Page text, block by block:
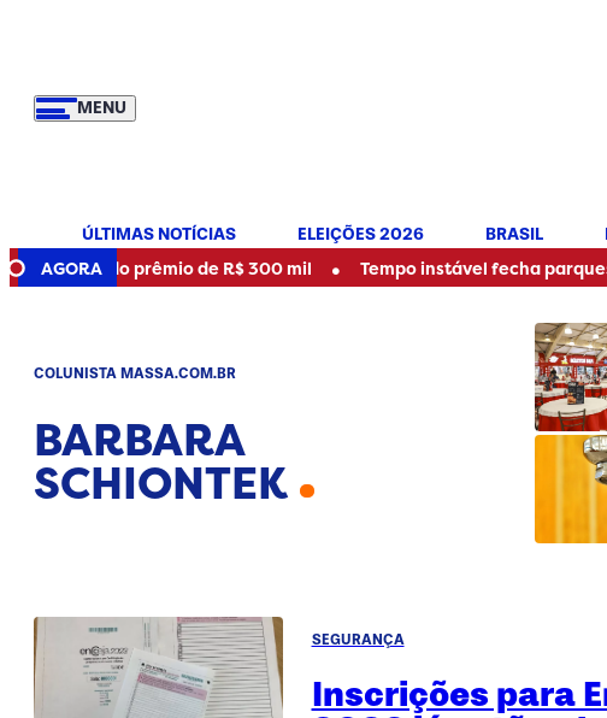
MENU
ÚLTIMAS NOTÍCIAS ELEIÇÕES 2026 BRASIL
AGORA
do prêmio de R$ 300 mil • Tempo instável fecha parques
COLUNISTA MASSA.COM.BR
BARBARA
SCHIONTEK
SEGURANÇA
Inscrições para